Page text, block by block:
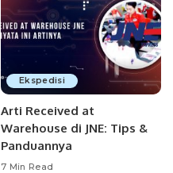
Ekspedisi
Arti Received at
Warehouse di JNE: Tips &
Panduannya
7 Min Read